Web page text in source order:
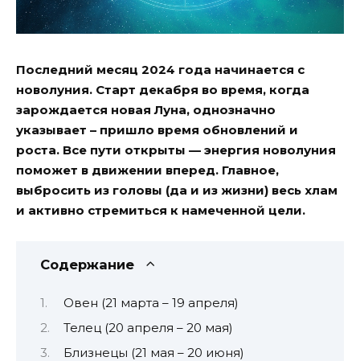
Последний месяц 2024 года начинается с
новолуния. Старт декабря во время, когда
зарождается новая Луна, однозначно
указывает – пришло время обновлений и
роста. Все пути открыты — энергия новолуния
поможет в движении вперед. Главное,
выбросить из головы (да и из жизни) весь хлам
и активно стремиться к намеченной цели.
Содержание
Овен (21 марта – 19 апреля)
Телец (20 апреля – 20 мая)
Близнецы (21 мая – 20 июня)